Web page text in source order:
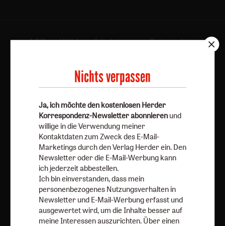
AGB und Widerrufsbelehrung
Datenschutz
Vertrag widerrufen Abo online kündigen
Nach oben
Nichts verpassen
Ja, ich möchte den kostenlosen Herder
Korrespondenz-Newsletter abonnieren und
willige in die Verwendung meiner
Kontaktdaten zum Zweck des E-Mail-
Marketings durch den Verlag Herder ein. Den
Newsletter oder die E-Mail-Werbung kann
ich jederzeit abbestellen.
Ich bin einverstanden, dass mein
personenbezogenes Nutzungsverhalten in
Newsletter und E-Mail-Werbung erfasst und
ausgewertet wird, um die Inhalte besser auf
meine Interessen auszurichten. Über einen